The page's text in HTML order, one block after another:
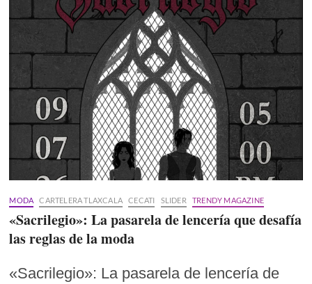
MODA CARTELERA TLAXCALA CECATI SLIDER TRENDY MAGAZINE
«Sacrilegio»: La pasarela de lencería que desafía
las reglas de la moda
«Sacrilegio»: La pasarela de lencería de